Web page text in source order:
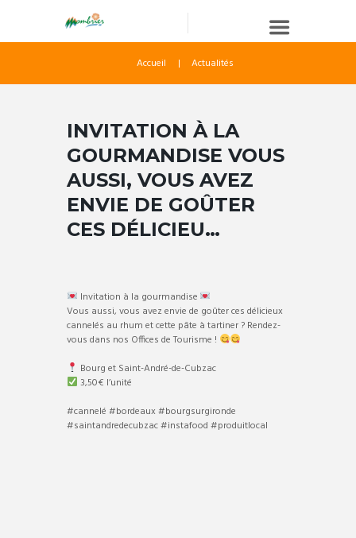
Accueil Actualités
INVITATION À LA
GOURMANDISE VOUS
AUSSI, VOUS AVEZ
ENVIE DE GOÛTER
CES DÉLICIEU…
Invitation à la gourmandise
Vous aussi, vous avez envie de goûter ces délicieux
cannelés au rhum et cette pâte à tartiner ? Rendez-
vous dans nos Offices de Tourisme !
Bourg et Saint-André-de-Cubzac
3,50€ l’unité
#cannelé #bordeaux #bourgsurgironde
#saintandredecubzac #instafood #produitlocal